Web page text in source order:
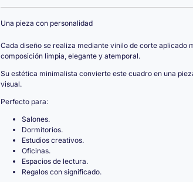
Una pieza con personalidad
Cada diseño se realiza mediante vinilo de corte aplicado
composición limpia, elegante y atemporal.
Su estética minimalista convierte este cuadro en una
visual.
Perfecto para:
Salones.
Dormitorios.
Estudios creativos.
Oficinas.
Espacios de lectura.
Regalos con significado.